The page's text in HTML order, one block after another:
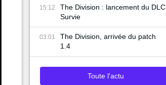
15:12
The Division : lancement du DLC
Survie
03:01
The Division, arrivée du patch
1.4
Toute l'actu